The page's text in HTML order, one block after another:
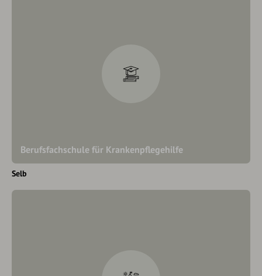
Berufsfachschule für Krankenpflegehilfe
Selb